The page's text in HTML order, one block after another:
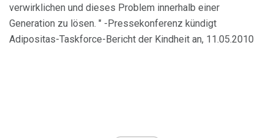
verwirklichen und dieses Problem innerhalb einer
Generation zu lösen. " -Pressekonferenz kündigt
Adipositas-Taskforce-Bericht der Kindheit an, 11.05.2010